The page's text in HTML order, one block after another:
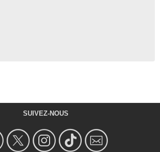
SUIVEZ-NOUS